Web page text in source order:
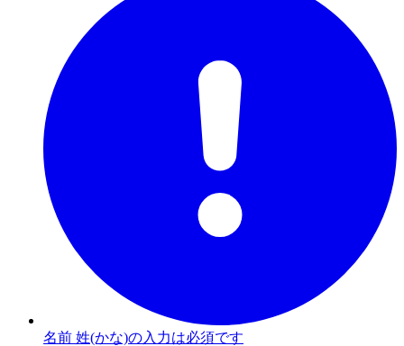
名前 姓(かな)の入力は必須です